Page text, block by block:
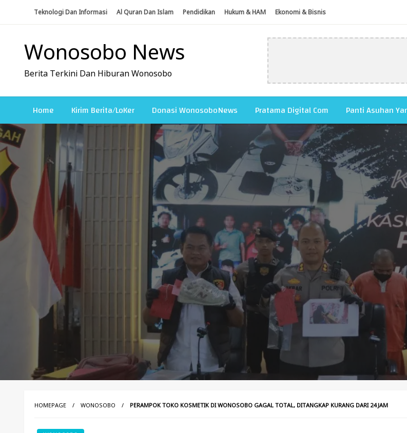
Teknologi Dan Informasi Al Quran Dan Islam Pendidikan Hukum & HAM Ekonomi & Bisnis
Wonosobo News
Berita Terkini Dan Hiburan Wonosobo
Home Kirim Berita/LoKer Donasi WonosoboNews Pratama Digital Com Panti Asuhan
HOMEPAGE WONOSOBO PERAMPOK TOKO KOSMETIK DI WONOSOBO GAGAL TOTAL, DITANGKAP KURANG DARI 24 JAM